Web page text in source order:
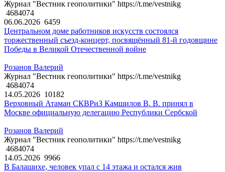
Журнал "Вестник геополитики" https://t.me/vestnikg
4684074
06.06.2026 6459
Центральном доме работников искусств состоялся
торжественный съезд-концерт, посвящённый 81-й годовщине
Победы в Великой Отечественной войне
Розанов Валерий
Журнал "Вестник геополитики" https://t.me/vestnikg
4684074
14.05.2026 10182
Верховный Атаман СКВРиЗ Камшилов В. В. принял в
Москве официальную делегацию Республики Сербской
Розанов Валерий
Журнал "Вестник геополитики" https://t.me/vestnikg
4684074
14.05.2026 9966
В Балашихе, человек упал с 14 этажа и остался жив